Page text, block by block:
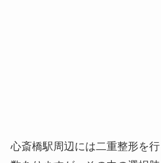
心斎橋駅周辺には二重整形を